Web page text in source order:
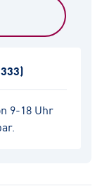
9-18 Uhr